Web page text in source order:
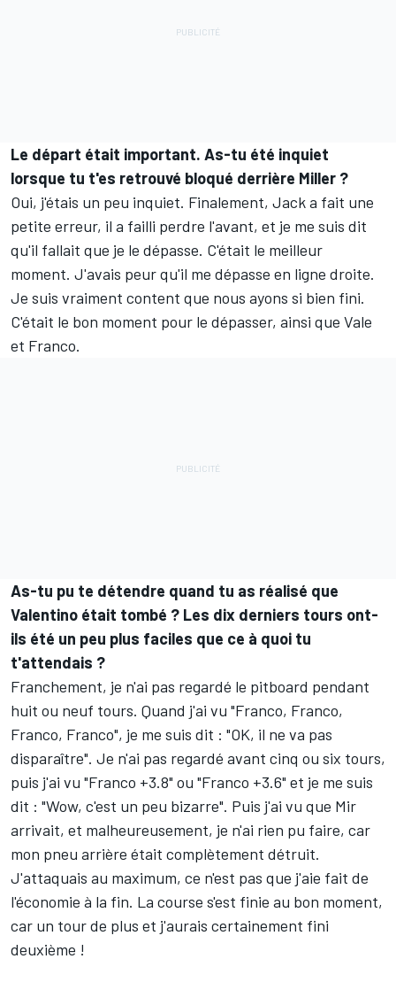
Le départ était important. As-tu été inquiet
lorsque tu t'es retrouvé bloqué derrière Miller ?
Oui, j'étais un peu inquiet. Finalement, Jack a fait une
petite erreur, il a failli perdre l'avant, et je me suis dit
qu'il fallait que je le dépasse. C'était le meilleur
moment. J'avais peur qu'il me dépasse en ligne droite.
Je suis vraiment content que nous ayons si bien fini.
C'était le bon moment pour le dépasser, ainsi que Vale
et Franco.
As-tu pu te détendre quand tu as réalisé que
Valentino était tombé ? Les dix derniers tours ont-
ils été un peu plus faciles que ce à quoi tu
t'attendais ?
Franchement, je n'ai pas regardé le pitboard pendant
huit ou neuf tours. Quand j'ai vu "Franco, Franco,
Franco, Franco", je me suis dit : "OK, il ne va pas
disparaître". Je n'ai pas regardé avant cinq ou six tours,
puis j'ai vu "Franco +3.8" ou "Franco +3.6" et je me suis
dit : "Wow, c'est un peu bizarre". Puis j'ai vu que Mir
arrivait, et malheureusement, je n'ai rien pu faire, car
mon pneu arrière était complètement détruit.
J'attaquais au maximum, ce n'est pas que j'aie fait de
l'économie à la fin. La course s'est finie au bon moment,
car un tour de plus et j'aurais certainement fini
deuxième !